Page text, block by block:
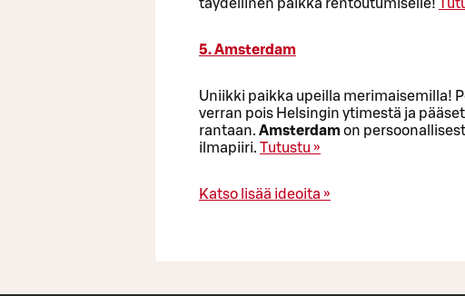
täydellinen paikka rentoutumiselle!
5. Amsterdam
Uniikki paikka upeilla merimaisemilla!
verran pois Helsingin ytimestä ja
rantaan. Amsterdam on
ilmapiiri. Tutustu »
Katso lisää ideoita »